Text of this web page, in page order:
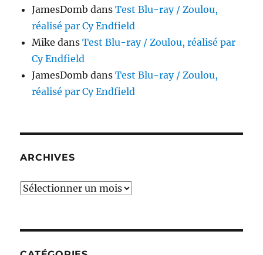
JamesDomb dansTest Blu-ray / Zoulou,
réalisé par Cy Endfield
Mike dansTest Blu-ray / Zoulou, réalisé par
Cy Endfield
JamesDomb dansTest Blu-ray / Zoulou,
réalisé par Cy Endfield
ARCHIVES
Archives